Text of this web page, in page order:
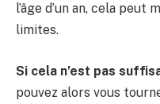
l’âge d’un an, cela
limites.
Si cela n’est pas
pouvez alors vous